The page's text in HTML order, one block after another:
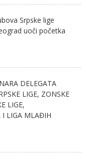
Srpske lige
uoči početka
DELEGATA
LIGE, ZONSKE
LIGE,
I LIGA MLAĐIH